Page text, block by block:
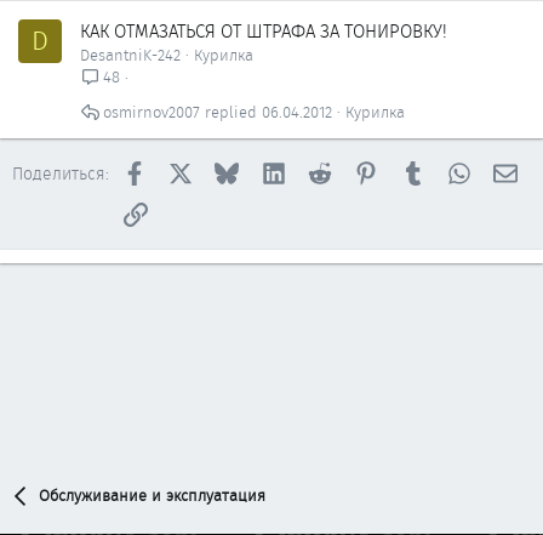
D КАК ОТМАЗАТЬСЯ ОТ ШТРАФА ЗА ТОНИРОВКУ!
DesantniK-242
Курилка
48
Курилка
06.04.2012
osmirnov2007
Поделиться: Facebook BlueskyLinkedInReddit PinterestTumblr
Ссылка
Обслуживание и эксплуатация